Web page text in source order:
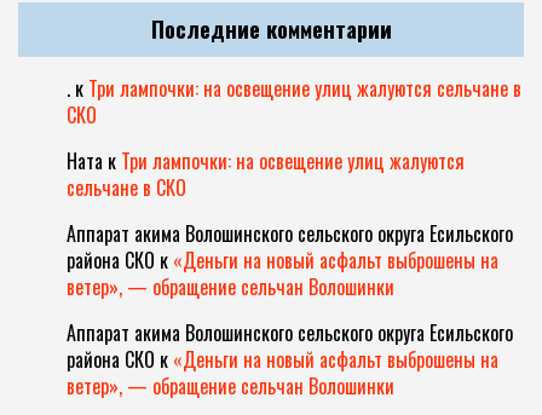
Последние комментарии
. к Три лампочки: на освещение улиц жалуются сельчане в
СКО
Ната к Три лампочки: на освещение улиц жалуются
сельчане в СКО
Аппарат акима Волошинского сельского округа Есильского
района СКО к «Деньги на новый асфальт выброшены на
ветер», — обращение сельчан Волошинки
Аппарат акима Волошинского сельского округа Есильского
района СКО к «Деньги на новый асфальт выброшены на
ветер», — обращение сельчан Волошинки